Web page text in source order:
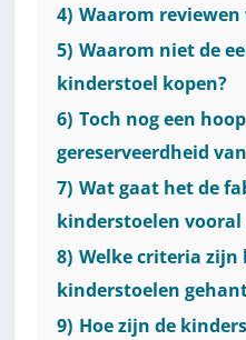
4) Waarom
5) Waarom niet de
kinderstoel kopen?
6) Toch nog een
gereserveerdheid
7) Wat gaat het de
kinderstoelen vooral
8) Welke criteria zijn
kinderstoelen
9) Hoe zijn de